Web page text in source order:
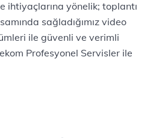
ihtiyaçlarına yönelik; toplantı
sağladığımız video
ile güvenli ve verimli
Profesyonel Servisler ile